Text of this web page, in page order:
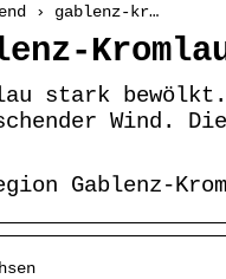
› gablenz-kr…
stark bewölkt.
Wind.
Gablenz-